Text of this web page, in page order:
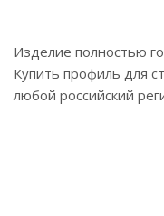
Изделие полностью
Купить профиль для
любой российский